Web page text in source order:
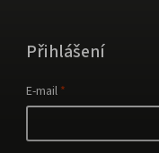
Přihlášení
E-mail